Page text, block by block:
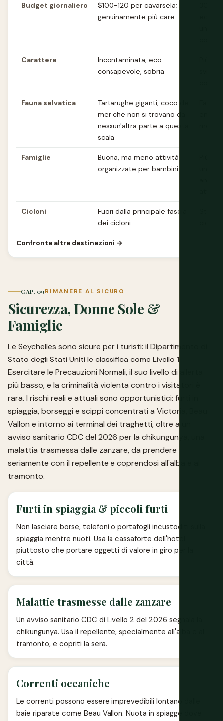
Budget giornaliero
$100-120 per cavarsela;
genuinamente più care
Carattere
Incontaminata, eco-
consapevole, sobria
Fauna selvatica
Tartarughe giganti, coco de
mer che non si trovano da
nessun'altra parte a questa
scala
Famiglie
Buona, ma meno attività
organizzate per bambini
Cicloni
Fuori dalla principale fascia
dei cicloni
Confronta altre destinazioni →
CAP. 09RIMANERE AL SICURO
Sicurezza, Donne Sole &
Famiglie
Le Seychelles sono sicure per i turisti: il Dipartimento di
Stato degli Stati Uniti le classifica come Livello 1,
Esercitare le Precauzioni Normali, il suo livello di allerta
più basso, e la criminalità violenta contro i visitatori è
rara. I rischi reali e attuali sono opportunistici: furti in
spiaggia, borseggi e scippi concentrati a Victoria, Beau
Vallon e intorno ai terminal dei traghetti, oltre a un
avviso sanitario CDC del 2026 per la chikungunya, una
malattia trasmessa dalle zanzare, da prendere
seriamente con il repellente e coprendosi all'alba e al
tramonto.
Furti in spiaggia & piccoli furti
Non lasciare borse, telefoni o portafogli incustoditi sulla
spiaggia mentre nuoti. Usa la cassaforte dell'hotel
piuttosto che portare oggetti di valore in giro per la
città.
Malattie trasmesse dalle zanzare
Un avviso sanitario CDC di Livello 2 del 2026 segnala la
chikungunya. Usa il repellente, specialmente all'alba e al
tramonto, e copriti la sera.
Correnti oceaniche
Le correnti possono essere imprevedibili lontano dalle
baie riparate come Beau Vallon. Nuota in spiagge dove